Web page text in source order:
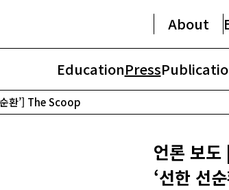
About
EducationPress
환’] The Scoop
언론 보도
‘선한 선